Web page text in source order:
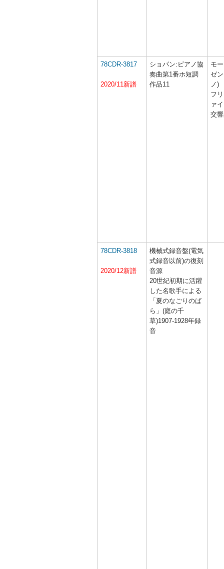
78CDR-3817
2020/11新譜
ショパン:ピアノ協
奏曲第1番ホ短調
作品11
モ
ゼ
ノ)
フ
ァ
交
78CDR-3818
2020/12新譜
機械式録音盤(電気
式録音以前)の復刻
音源
20世紀初期に活躍
した名歌手による
「夏のなごりのば
ら」(庭の千
草)1907-1928年録
音